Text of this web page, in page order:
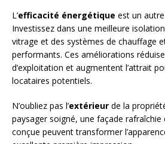
L’efficacité énergétique est un
Investissez dans une meilleure
vitrage et des systèmes de chauffage
performants. Ces améliorations
d’exploitation et augmentent l’attrait
locataires potentiels.
N’oubliez pas l’extérieur de la
paysager soigné, une façade rafraîchie
conçue peuvent transformer